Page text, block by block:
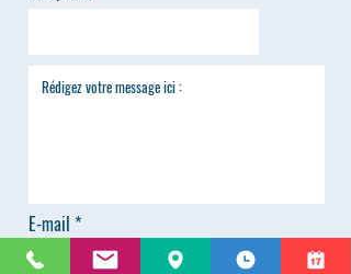
E-mail